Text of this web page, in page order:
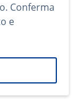
Conferma
e